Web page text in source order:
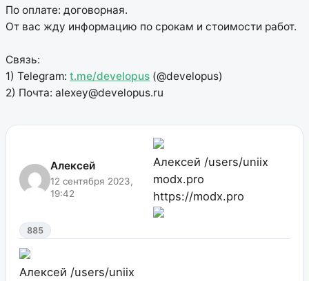
По оплате: договорная.
От вас жду информацию по срокам и стоимости работ.
Связь:
1) Telegram: t.me/developus (@developus)
2) Почта: alexey@developus.ru
Алексей
12 сентября 2023,
19:42
Алексей /users/uniix
modx.pro
https://modx.pro
885
Алексей /users/uniix